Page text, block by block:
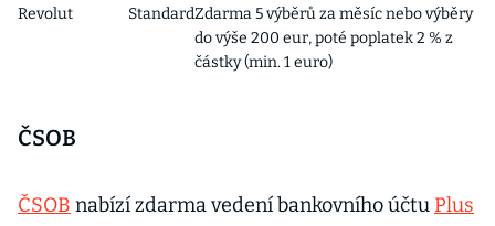
Revolut
StandardZdarma 5 výběrů za měsíc nebo výběry
do výše 200 eur, poté poplatek 2 % z
částky (min. 1 euro)
ČSOB
ČSOB nabízí zdarma vedení bankovního účtu Plus